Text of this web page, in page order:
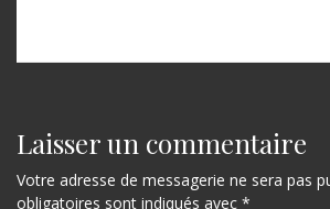
l
a
r
Laisser un commentaire
Votre adresse de messagerie ne sera pas
obligatoires sont indiqués avec *